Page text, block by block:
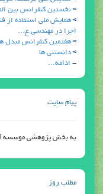
نخستين كنفرانس بين
همايش ملي استفاده از
اجرا در مهندسي ع...
هفتمين كنفرانس مبدل
دانستني ها
- ادامه...
پیام سایت
به بخش پژوهشی موسسه
مطلب روز